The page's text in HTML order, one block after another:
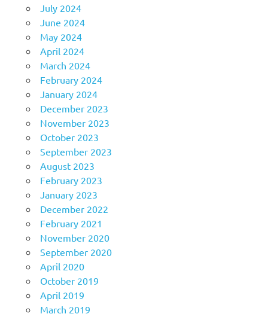
July 2024
June 2024
May 2024
April 2024
March 2024
February 2024
January 2024
December 2023
November 2023
October 2023
September 2023
August 2023
February 2023
January 2023
December 2022
February 2021
November 2020
September 2020
April 2020
October 2019
April 2019
March 2019